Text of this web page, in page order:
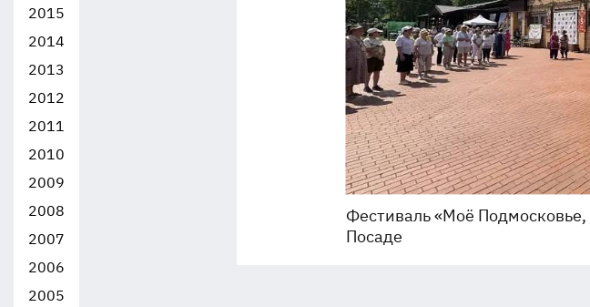
2015
2014
2013
2012
2011
2010
2009
2008
2007
2006
2005
Фестиваль «Моё
Посаде